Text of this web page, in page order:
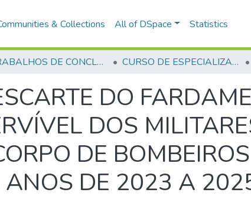
& Collections All of DSpace Statistics
TRABALHOS DE CONCLUSÃO DE CURSO - CAESP (CURSO DE ESPECIALIZAÇÃO EM ALTOS ESTUDOS EM SEGURANÇA PÚBLICA) CURSO DE ESPECIALIZAÇÃO EM ALTOS ESTUDOS EM SEGURANÇA PÚBLICA - CAESP - 2025 - 1
DO
DOS
DE
ANOS DE 2023 A